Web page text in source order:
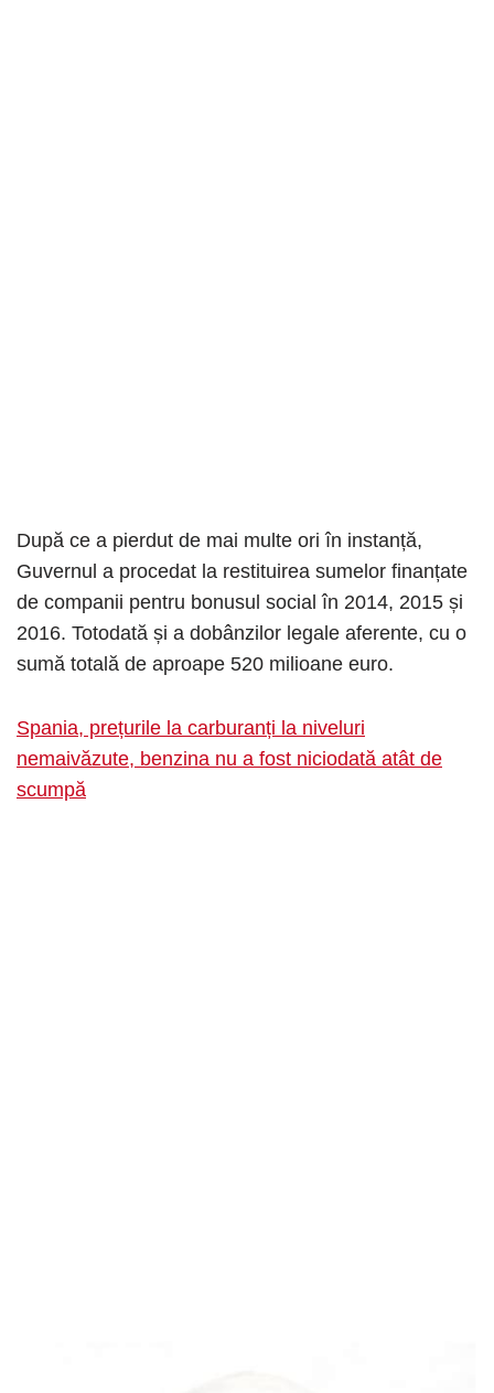
După ce a pierdut de mai multe ori în instanță,
Guvernul a procedat la restituirea sumelor finanțate
de companii pentru bonusul social în 2014, 2015 și
2016. Totodată și a dobânzilor legale aferente, cu o
sumă totală de aproape 520 milioane euro.
Spania, prețurile la carburanți la niveluri
nemaivăzute, benzina nu a fost niciodată atât de
scumpă